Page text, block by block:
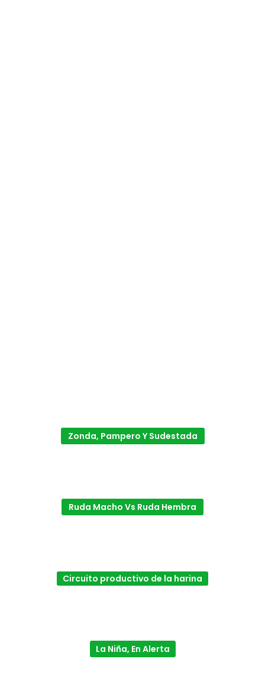
Zonda, Pampero Y Sudestada
Ruda Macho Vs Ruda Hembra
Circuito productivo de la harina
La Niña, En Alerta